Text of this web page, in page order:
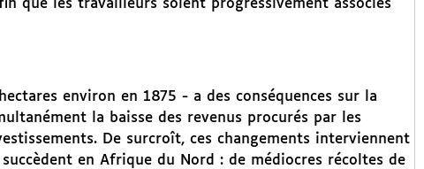
que les travailleurs soient progressivement associés
environ en 1875 - a des conséquences sur la
la baisse des revenus procurés par les
De surcroît, ces changements interviennent
en Afrique du Nord : de médiocres récoltes de